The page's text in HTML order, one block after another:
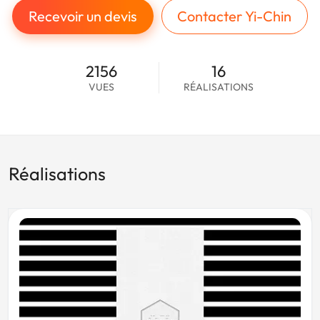
Recevoir un devis Contacter Yi-Chin
2156
VUES
16
RÉALISATIONS
Réalisations